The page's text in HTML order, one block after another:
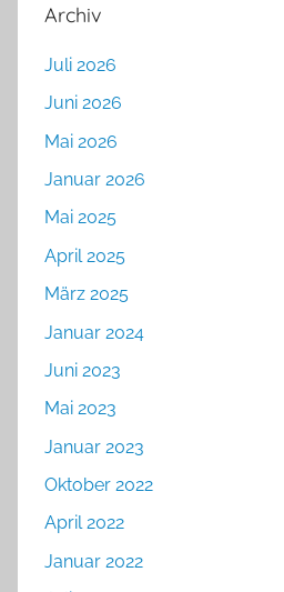
Archiv
Juli 2026
Juni 2026
Mai 2026
Januar 2026
Mai 2025
April 2025
März 2025
Januar 2024
Juni 2023
Mai 2023
Januar 2023
Oktober 2022
April 2022
Januar 2022